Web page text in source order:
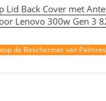
Lid Back Cover met
Lenovo 300w Gen 3
de Beschermer van